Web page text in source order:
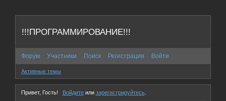
!!!ПРОГРАММИРОВАНИЕ!!!
Форум Участники Поиск Регистрация Войти
Активные темы
Привет, Гость! Войдитеили зарегистрируйтесь.